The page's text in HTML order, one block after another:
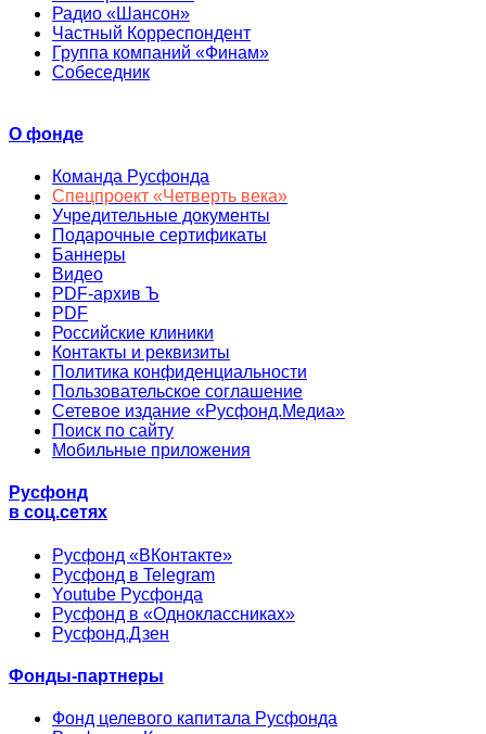
Радио «Шансон»
Частный Корреспондент
Группа компаний «Финам»
Собеседник
О фонде
Команда Русфонда
Спецпроект «Четверть века»
Учредительные документы
Подарочные сертификаты
Баннеры
Видео
PDF-архив Ъ
PDF
Российские клиники
Контакты и реквизиты
Политика конфиденциальности
Пользовательское соглашение
Сетевое издание «Русфонд.Медиа»
Поиск по сайту
Мобильные приложения
Русфонд
в соц.сетях
Русфонд «ВКонтакте»
Русфонд в Telegram
Youtube Русфонда
Русфонд в «Одноклассниках»
Русфонд.Дзен
Фонды-партнеры
Фонд целевого капитала Русфонда